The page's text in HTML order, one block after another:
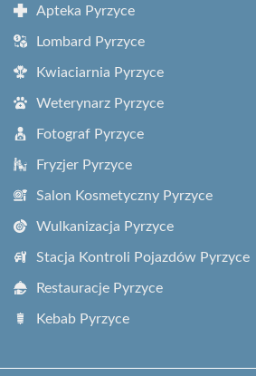
Apteka Pyrzyce
Lombard Pyrzyce
Kwiaciarnia Pyrzyce
Weterynarz Pyrzyce
Fotograf Pyrzyce
Fryzjer Pyrzyce
Salon Kosmetyczny Pyrzyce
Wulkanizacja Pyrzyce
Stacja Kontroli Pojazdów Pyrzyce
Restauracje Pyrzyce
Kebab Pyrzyce